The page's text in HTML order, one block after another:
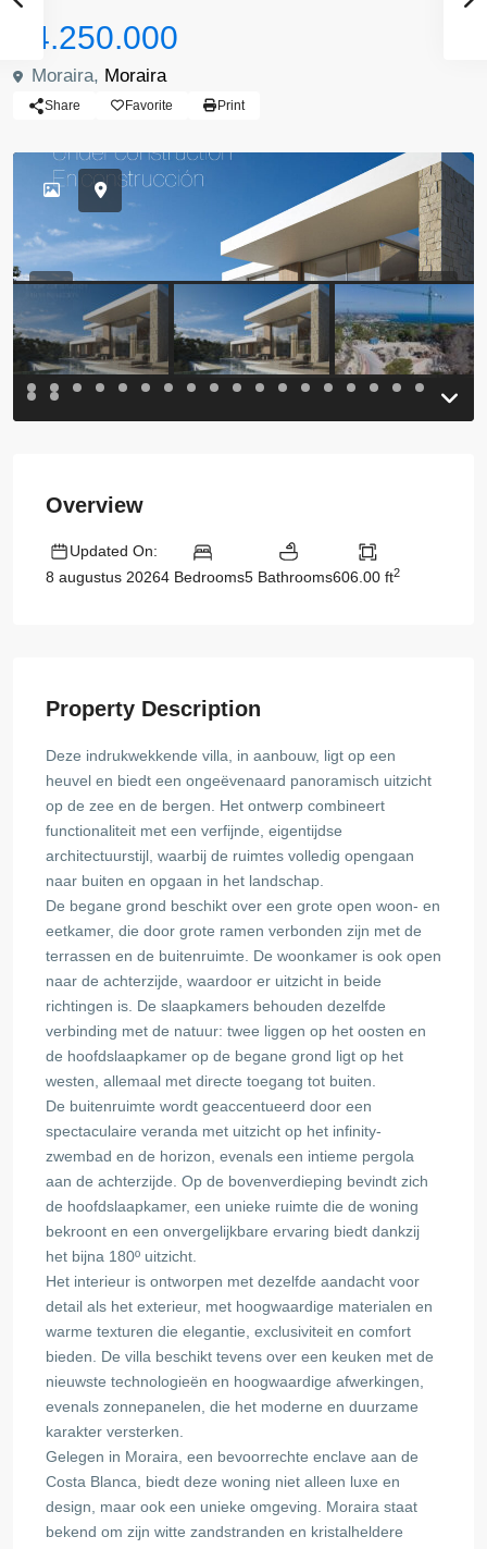
$4.250.000
Moraira, Moraira
Share Favorite Print
Previous
Overview
Updated On:
8 augustus 20264 Bedrooms5 Bathrooms606.00 ft2
Property Description
Deze indrukwekkende villa, in aanbouw, ligt op een
heuvel en biedt een ongeëvenaard panoramisch uitzicht
op de zee en de bergen. Het ontwerp combineert
functionaliteit met een verfijnde, eigentijdse
architectuurstijl, waarbij de ruimtes volledig opengaan
naar buiten en opgaan in het landschap.
De begane grond beschikt over een grote open woon- en
eetkamer, die door grote ramen verbonden zijn met de
terrassen en de buitenruimte. De woonkamer is ook open
naar de achterzijde, waardoor er uitzicht in beide
richtingen is. De slaapkamers behouden dezelfde
verbinding met de natuur: twee liggen op het oosten en
de hoofdslaapkamer op de begane grond ligt op het
westen, allemaal met directe toegang tot buiten.
De buitenruimte wordt geaccentueerd door een
spectaculaire veranda met uitzicht op het infinity-
zwembad en de horizon, evenals een intieme pergola
aan de achterzijde. Op de bovenverdieping bevindt zich
de hoofdslaapkamer, een unieke ruimte die de woning
bekroont en een onvergelijkbare ervaring biedt dankzij
het bijna 180º uitzicht.
Het interieur is ontworpen met dezelfde aandacht voor
detail als het exterieur, met hoogwaardige materialen en
warme texturen die elegantie, exclusiviteit en comfort
bieden. De villa beschikt tevens over een keuken met de
nieuwste technologieën en hoogwaardige afwerkingen,
evenals zonnepanelen, die het moderne en duurzame
karakter versterken.
Gelegen in Moraira, een bevoorrechte enclave aan de
Costa Blanca, biedt deze woning niet alleen luxe en
design, maar ook een unieke omgeving. Moraira staat
bekend om zijn witte zandstranden en kristalheldere